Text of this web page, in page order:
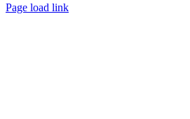
Page load link